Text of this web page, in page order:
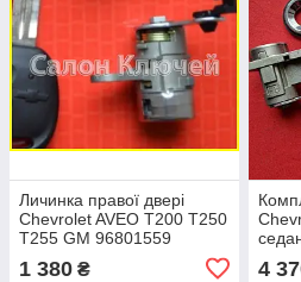
Личинка правої двері
Chevrolet AVEO T200 T250
T255 GM 96801559
1 380 ₴ 4